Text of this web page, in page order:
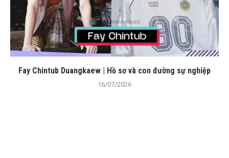
Fay Chintub Duangkaew | Hồ sơ và con đường sự nghiệp
16/07/2026